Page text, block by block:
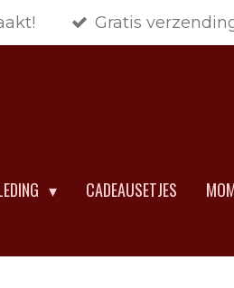
Gratis
CADEAUSETJES